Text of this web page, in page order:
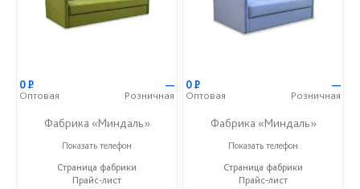
0Р
Оптовая
—
Розничная
Фабрика «Миндаль»
+7 (927) 630-62-82
Показать телефон
Страница фабрики
Прайс-лист
0Р
Оптовая
—
Розничная
Фабрика «Миндаль»
+7 (927) 630-62-82
Показать телефон
Страница фабрики
Прайс-лист